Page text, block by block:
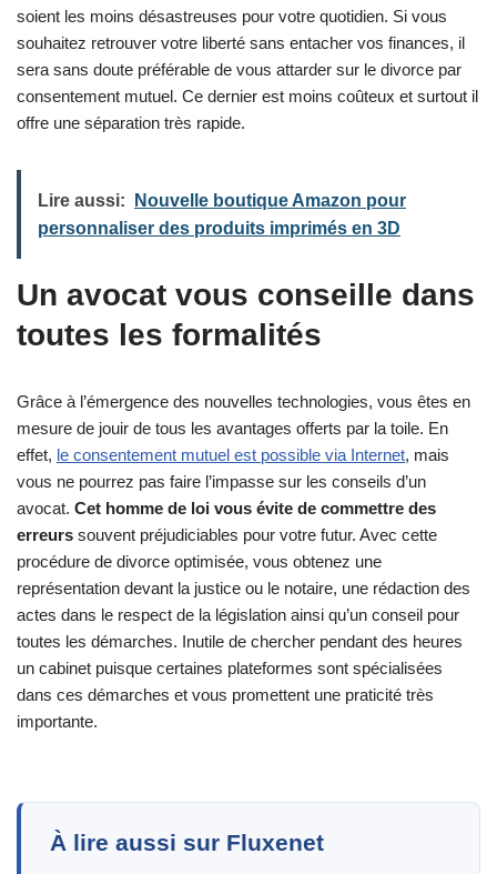
soient les moins désastreuses pour votre quotidien. Si vous
souhaitez retrouver votre liberté sans entacher vos finances, il
sera sans doute préférable de vous attarder sur le divorce par
consentement mutuel. Ce dernier est moins coûteux et surtout il
offre une séparation très rapide.
Lire aussi:
Nouvelle boutique Amazon pour
personnaliser des produits imprimés en 3D
Un avocat vous conseille dans
toutes les formalités
Grâce à l’émergence des nouvelles technologies, vous êtes en
mesure de jouir de tous les avantages offerts par la toile. En
effet, le consentement mutuel est possible via Internet, mais
vous ne pourrez pas faire l’impasse sur les conseils d’un
avocat. Cet homme de loi vous évite de commettre des
erreurs souvent préjudiciables pour votre futur. Avec cette
procédure de divorce optimisée, vous obtenez une
représentation devant la justice ou le notaire, une rédaction des
actes dans le respect de la législation ainsi qu’un conseil pour
toutes les démarches. Inutile de chercher pendant des heures
un cabinet puisque certaines plateformes sont spécialisées
dans ces démarches et vous promettent une praticité très
importante.
À lire aussi sur Fluxenet